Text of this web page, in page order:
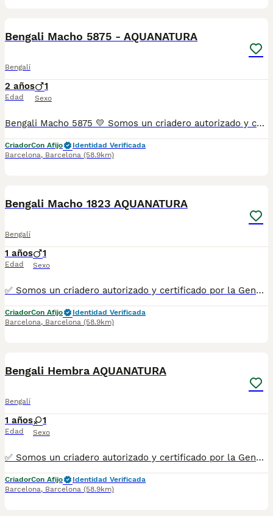
Bengali Macho 5875 - AQUANATURA
Bengalí
2 años
Edad
1
Sexo
Bengali Macho 5875 💛 Somos un criadero autorizado y certificado por la Generalitat de Catalunya. 📌 Roger de Flor 45, muy cerca del Arc de Triomf de Barcelona, de Lunes a Sábados, desde las 10h hasta las 21:00h. MAS INFO ☎️ 933095977 📱 685878504 FOTOS Y VIDEOS 💻 www.aquanatura.es 🚙 HACEMOS ENVIOS Se entregan vacunados, desparasitados interna y externamente, con microchip y su registro, con cartilla sanitaria y contrato de garantías, bajo la supervisión de nuestro equipo veterinario.
CriadorCon Afijo
Identidad Verificada
Barcelona, Barcelona (58.9km)
Bengali Macho 1823 AQUANATURA
Bengalí
1 años
Edad
1
Sexo
✅ Somos un criadero autorizado y certificado por la Generalitat de Catalunya. ☎️ 933095977 📱 685878504 / 674320847 💻 www.aquanatura.es 🚙 Hacemos envíos 📌 Calle Roger de Flor 45, muy cerca del Arc de Triomf de Barcelona, de Lunes a Sábados, desde las 10h hasta las 20:00h. Se entregan con la mayoría de sus vacunas, desparasitados interna y externamente, con microchip y su registro, cartilla sanitaria y contrato de garantías, bajo la supervisión de nuestro equipo veterinario.
CriadorCon Afijo
Identidad Verificada
Barcelona, Barcelona (58.9km)
Bengali Hembra AQUANATURA
Bengalí
1 años
Edad
1
Sexo
✅ Somos un criadero autorizado y certificado por la Generalitat de Catalunya. ☎️ 933095977 📱 685878504 / 674320847 💻 www.aquanatura.es 🚙 Hacemos envíos 📌 Calle Roger de Flor 45, muy cerca del Arc de Triomf de Barcelona, de Lunes a Sábados, desde las 10h hasta las 20:00h. Se entregan con la mayoría de sus vacunas, desparasitados interna y externamente, con microchip y su registro, cartilla sanitaria y contrato de garantías, bajo la supervisión de nuestro equipo veterinario.
CriadorCon Afijo
Identidad Verificada
Barcelona, Barcelona (58.9km)